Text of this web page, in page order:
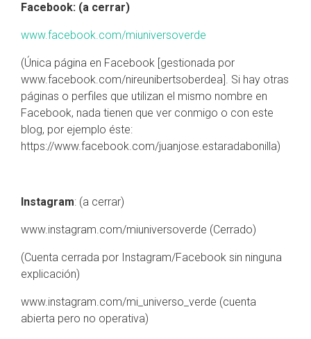
Facebook: (a cerrar)
www.facebook.com/miuniversoverde
(Única página en Facebook [gestionada por
www.facebook.com/nireunibertsoberdea]. Si hay otras
páginas o perfiles que utilizan el mismo nombre en
Facebook, nada tienen que ver conmigo o con este
blog, por ejemplo éste:
https://www.facebook.com/juanjose.estaradabonilla)
Instagram: (a cerrar)
www.instagram.com/miuniversoverde (Cerrado)
(Cuenta cerrada por Instagram/Facebook sin ninguna
explicación)
www.instagram.com/mi_universo_verde (cuenta
abierta pero no operativa)